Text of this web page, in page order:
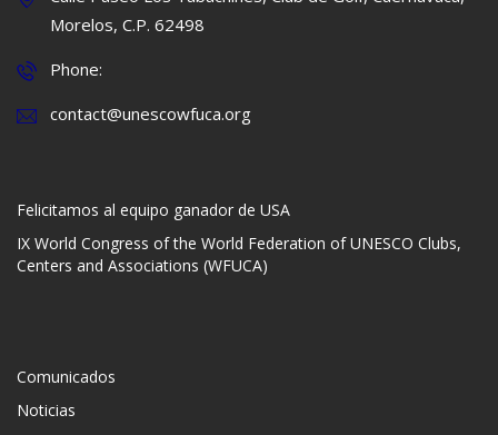
Morelos, C.P. 62498
Phone:
contact@unescowfuca.org
Felicitamos al equipo ganador de USA
IX World Congress of the World Federation of UNESCO Clubs,
Centers and Associations (WFUCA)
Comunicados
Noticias